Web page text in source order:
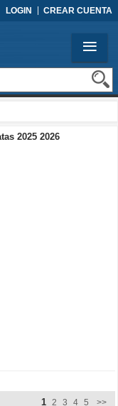
LOGIN CREAR CUENTA
2025 2026
1 2 3 4 5 >>